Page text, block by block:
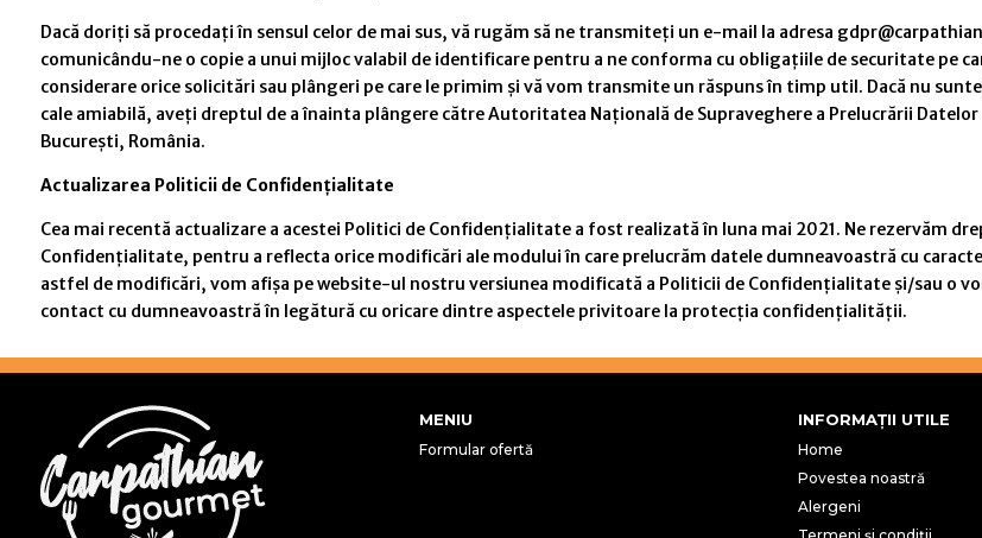
Dacă doriți să procedați în sensul celor de mai sus, vă rugăm să ne transmiteți un e-mail la adresa
comunicându-ne o copie a unui mijloc valabil de identificare pentru a ne conforma cu obligațiile de securitate pe
considerare orice solicitări sau plângeri pe care le primim și vă vom transmite un răspuns în timp util. Dacă nu
cale amiabilă, aveți dreptul de a înainta plângere către Autoritatea Națională de Supraveghere a Prelucrării
București, România.
Actualizarea Politicii de Confidențialitate
Cea mai recentă actualizare a acestei Politici de Confidențialitate a fost realizată în luna mai 2021. Ne rezervăm
Confidențialitate, pentru a reflecta orice modificări ale modului în care prelucrăm datele dumneavoastră cu
astfel de modificări, vom afișa pe website-ul nostru versiunea modificată a Politicii de Confidențialitate și/sau o
contact cu dumneavoastră în legătură cu oricare dintre aspectele privitoare la protecția confidențialității.
MENIU
Formular ofertă
INFORMAȚII UTILE
Home
Povestea noastră
Alergeni